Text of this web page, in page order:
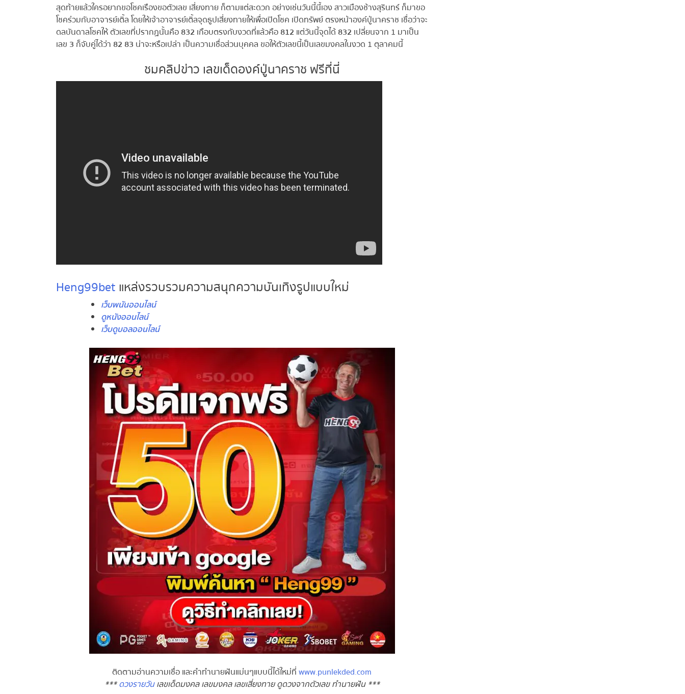
สุดท้ายแล้วใครอยากขอโชคเรืองขอตัวเลข เสี่ยงทาย ก็ตามแต่สะดวก อย่างเช่นวันนี้นี้เอง สาวเมืองช้างสุรินทร์ ก็มาขอ
โชคร่วมกับอาจารย์เติ้ล โดยให้เจ้าอาจารย์เติ้ลจุดธูปเสี่ยงทายให้เพื่อเปิดโชค เปิดทรัพย์ ตรงหน้าองค์ปู่นาคราช เชื่อว่าจะ
ดลบันดาลโชคให้ ตัวเลขที่ปรากฏนั้นคือ832เกือบตรงกับงวดที่แล้วคือ812แต่วันนี้จุดได้832เปลี่ยนจาก 1 มาเป็น
เลข 3 ก็จับคู่ได้ว่า 82 83 น่าจะหรือเปล่า เป็นความเชื่อส่วนบุคคล ขอให้ตัวเลขนี้เป็นเลขมงคลในงวด 1 ตุลาคมนี้
ชมคลิปข่าว เลขเด็ดองค์ปู่นาคราช ฟรีที่นี่
Heng99bet แหล่งรวบรวมความสนุกความบันเทิงรูปแบบใหม่
เว็บพนันออนไลน์
ดูหนังออนไลน์
เว็บดูบอลออนไลน์
ติดตามอ่านความเชื่อ และคำทำนายฝันแม่นๆแบบนี้ได้ใหม่ที่www.punlekded.com
***ดวงรายวันเลขเด็ดมงคล เลขมงคล เลขเสี่ยงทาย ดูดวงจากตัวเลข ทำนายฝัน ***